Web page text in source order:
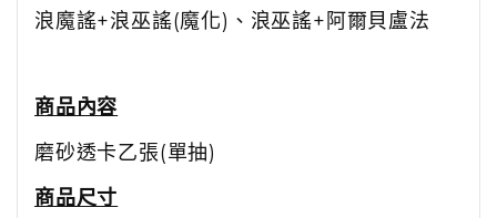
浪魔謠+浪巫謠(魔化)、浪巫謠+阿爾貝盧法
商品內容
磨砂透卡乙張(單抽)
商品尺寸